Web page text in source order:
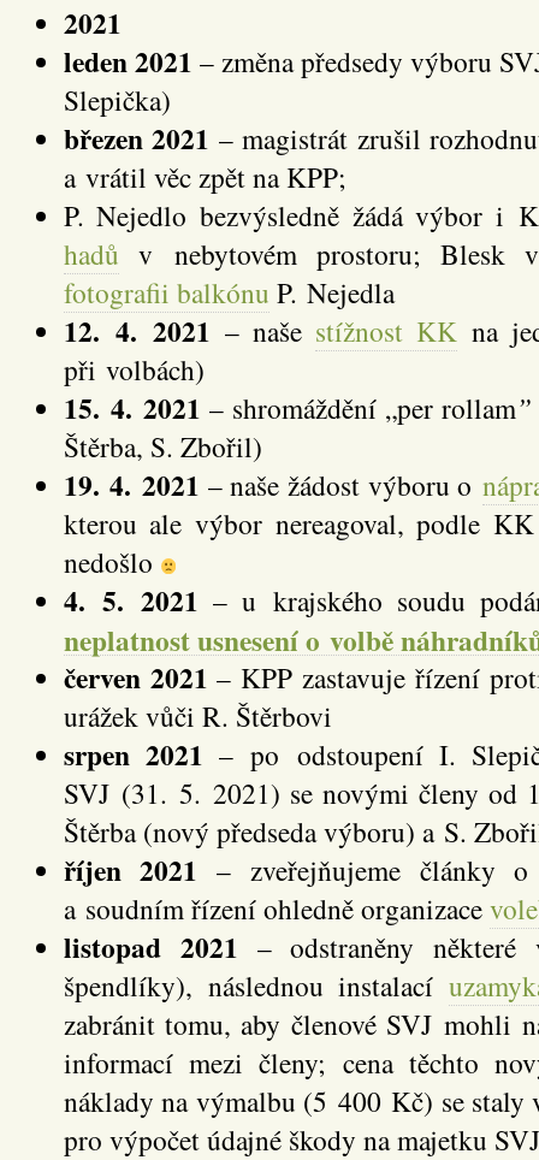
2021
leden 2021 – změna předsedy výboru
Slepička)
březen 2021 – magistrát zrušil
a vrátil věc zpět na KPP;
P. Nejedlo bezvýsledně žádá výbor
hadů v nebytovém prostoru; Blesk
fotografii balkónu P. Nejedla
12. 4. 2021 – naše stížnost KK na
při volbách)
15. 4. 2021 – shromáždění „per rollam”
Štěrba, S. Zbořil)
19. 4. 2021 – naše žádost výboru o
kterou ale výbor nereagoval, podle
nedošlo
4. 5. 2021 – u krajského soudu
neplatnost usnesení o volbě
červen 2021 – KPP zastavuje řízení
urážek vůči R. Štěrbovi
srpen 2021 – po odstoupení I.
SVJ (31. 5. 2021) se novými členy od
Štěrba (nový předseda výboru) a S.
říjen 2021 – zveřejňujeme články
a soudním řízení ohledně organizace
listopad 2021 – odstraněny
špendlíky), následnou instalací
zabránit tomu, aby členové SVJ mohli
informací mezi členy; cena těchto
náklady na výmalbu (5 400 Kč) se
pro výpočet údajné škody na majetku SVJ